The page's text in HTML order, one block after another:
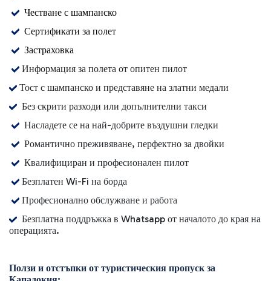
Честване с шампанско
Сертификати за полет
Застраховка
Информация за полета от опитен пилот
Тост с шампанско и представяне на златни медали
Без скрити разходи или допълнителни такси
Насладете се на най-добрите въздушни гледки
Романтично преживяване, перфектно за двойки
Квалифициран и професионален пилот
Безплатен Wi-Fi на борда
Професионално обслужване и работа
Безплатна поддръжка в Whatsapp от началото до края на
операцията.
Ползи и отстъпки от туристическия пропуск за